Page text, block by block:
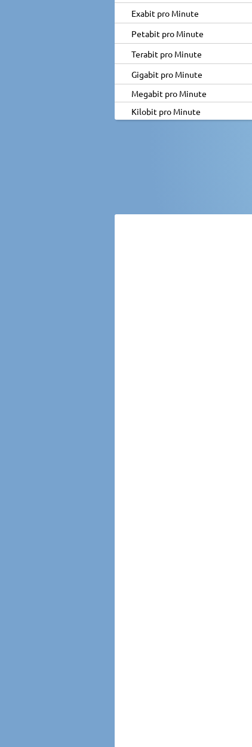
Exabit pro Minute
Petabit pro Minute
Terabit pro Minute
Gigabit pro Minute
Megabit pro Minute
Kilobit pro Minute